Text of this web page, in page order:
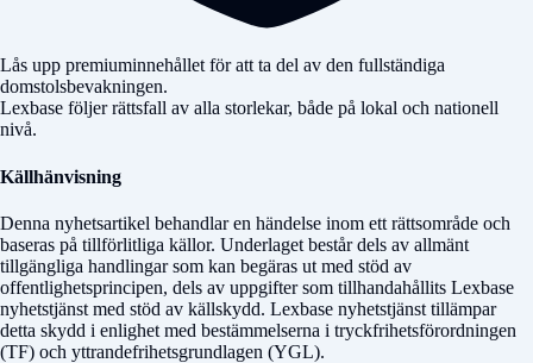
Lås upp premiuminnehållet för att ta del av den fullständiga
domstolsbevakningen.
Lexbase följer rättsfall av alla storlekar, både på lokal och nationell
nivå.
Källhänvisning
Denna nyhetsartikel behandlar en händelse inom ett rättsområde och
baseras på tillförlitliga källor. Underlaget består dels av allmänt
tillgängliga handlingar som kan begäras ut med stöd av
offentlighetsprincipen, dels av uppgifter som tillhandahållits Lexbase
nyhetstjänst med stöd av källskydd. Lexbase nyhetstjänst tillämpar
detta skydd i enlighet med bestämmelserna i tryckfrihetsförordningen
(TF) och yttrandefrihetsgrundlagen (YGL).